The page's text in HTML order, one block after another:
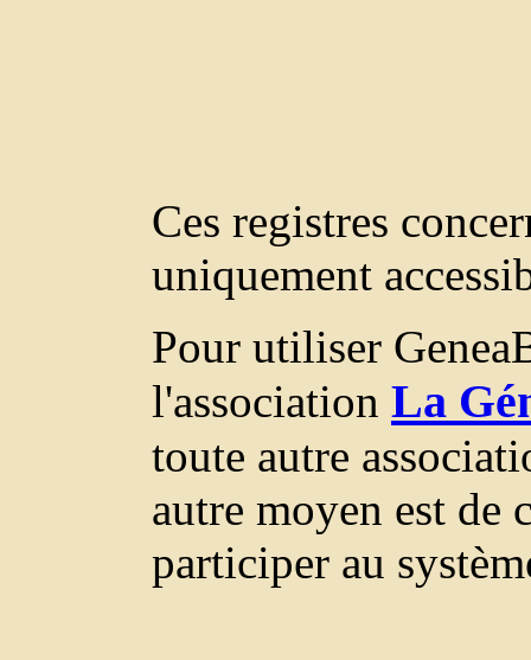
Ces registres
uniquement
Pour utiliser
l'association La
toute autre
autre moyen est de
participer au